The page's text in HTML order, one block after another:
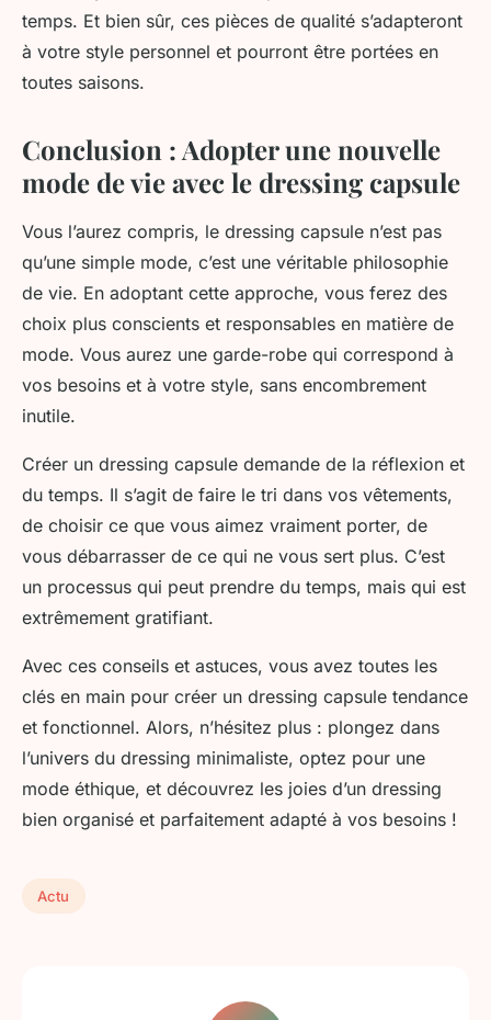
temps. Et bien sûr, ces pièces de qualité s’adapteront
à votre style personnel et pourront être portées en
toutes saisons.
Conclusion : Adopter une nouvelle
mode de vie avec le dressing capsule
Vous l’aurez compris, le dressing capsule n’est pas
qu’une simple mode, c’est une véritable philosophie
de vie. En adoptant cette approche, vous ferez des
choix plus conscients et responsables en matière de
mode. Vous aurez une garde-robe qui correspond à
vos besoins et à votre style, sans encombrement
inutile.
Créer un dressing capsule demande de la réflexion et
du temps. Il s’agit de faire le tri dans vos vêtements,
de choisir ce que vous aimez vraiment porter, de
vous débarrasser de ce qui ne vous sert plus. C’est
un processus qui peut prendre du temps, mais qui est
extrêmement gratifiant.
Avec ces conseils et astuces, vous avez toutes les
clés en main pour créer un dressing capsule tendance
et fonctionnel. Alors, n’hésitez plus : plongez dans
l’univers du dressing minimaliste, optez pour une
mode éthique, et découvrez les joies d’un dressing
bien organisé et parfaitement adapté à vos besoins !
Actu